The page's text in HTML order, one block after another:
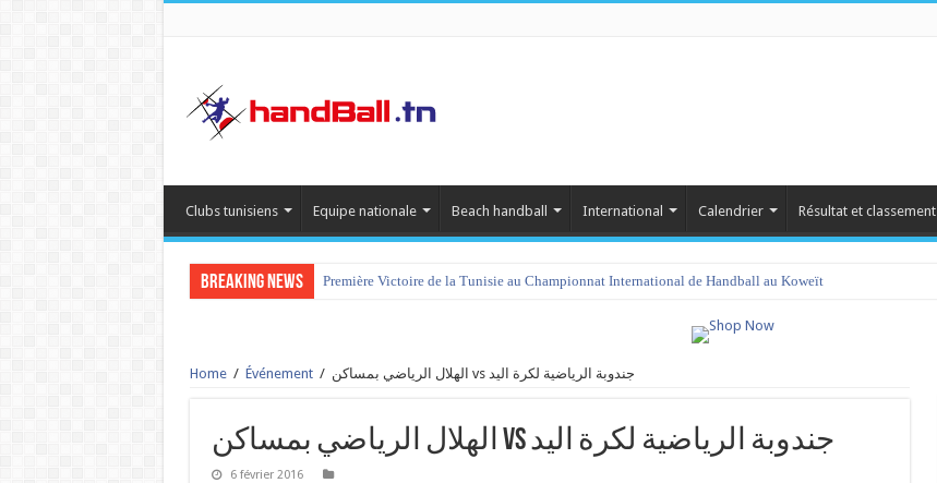
Clubs tunisiens Equipe nationale Beach handball International Calendrier Résultat et classement
Breaking News Première Victoire de la Tunisie au Championnat International de Handball au Koweït
Home / Événement / الهلال الرياضي بمساكن vs جندوبة الرياضية لكرة اليد
الهلال الرياضي بمساكن vs جندوبة الرياضية لكرة اليد
6 février 2016